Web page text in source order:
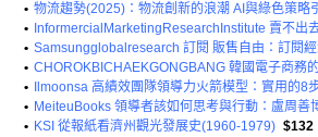
• 物流趨勢(2025)：物流創新的浪潮 AI與綠色策略
•
•
•
•
• MeiteuBooks 領導者該如何思考與行動：盧周善
• KSI 從報紙看濟州觀光發展史(1960-1979) $132